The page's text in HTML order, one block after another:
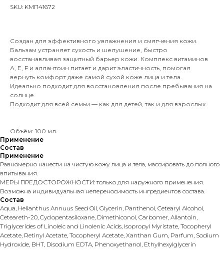
SKU: KMП41672
Создан для эффективного увлажнения и смягчения кожи.
Бальзам устраняет сухость и шелушение, быстро
восстанавливая защитный барьер кожи. Комплекс витаминов
А, Е, F и аллантоин питает и дарит эластичность, помогая
вернуть комфорт даже самой сухой коже лица и тела.
Идеально подходит для восстановления после пребывания на
солнце.
Подходит для всей семьи — как для детей, так и для взрослых.
Объём: 100 мл.
Применение
Состав
Применение
Равномерно нанести на чистую кожу лица и тела, массировать до полного
впитывания.
МЕРЫ ПРЕДОСТОРОЖНОСТИ: только для наружного применения.
Возможна индивидуальная непереносимость ингредиентов состава.
Состав
Aqua, Helianthus Annuus Seed Oil, Glycerin, Рanthenol, Cetearyl Alcohol,
Ceteareth-20, Cyclopentasiloxane, Dimethiconol, Carbomer, Allantoin,
Triglycerides оf Linoleic аnd Linolenic Acids, Isopropyl Myristate, Tocopheryl
Acetate, Retinyl Acetate, Tocopheryl Acetate, Xanthan Gum, Parfum, Sodium
Hydroxide, BHT, Disodium EDTA, Phenoxyethanol, Ethylhexylglycerin